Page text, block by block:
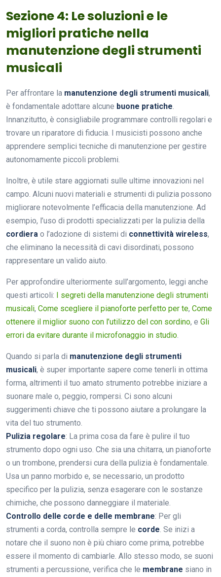
Sezione 4: Le soluzioni e le
migliori pratiche nella
manutenzione degli strumenti
musicali
Per affrontare la manutenzione degli strumenti musicali,
è fondamentale adottare alcune buone pratiche.
Innanzitutto, è consigliabile programmare controlli regolari e
trovare un riparatore di fiducia. I musicisti possono anche
apprendere semplici tecniche di manutenzione per gestire
autonomamente piccoli problemi.
Inoltre, è utile stare aggiornati sulle ultime innovazioni nel
campo. Alcuni nuovi materiali e strumenti di pulizia possono
migliorare notevolmente l’efficacia della manutenzione. Ad
esempio, l’uso di prodotti specializzati per la pulizia della
cordiera o l’adozione di sistemi di connettività wireless,
che eliminano la necessità di cavi disordinati, possono
rappresentare un valido aiuto.
Per approfondire ulteriormente sull’argomento, leggi anche
questi articoli: I segreti della manutenzione degli strumenti
musicali, Come scegliere il pianoforte perfetto per te, Come
ottenere il miglior suono con l’utilizzo del con sordino, e Gli
errori da evitare durante il microfonaggio in studio.
Quando si parla di manutenzione degli strumenti
musicali, è super importante sapere come tenerli in ottima
forma, altrimenti il tuo amato strumento potrebbe iniziare a
suonare male o, peggio, rompersi. Ci sono alcuni
suggerimenti chiave che ti possono aiutare a prolungare la
vita del tuo strumento.
Pulizia regolare: La prima cosa da fare è pulire il tuo
strumento dopo ogni uso. Che sia una chitarra, un pianoforte
o un trombone, prendersi cura della pulizia è fondamentale.
Usa un panno morbido e, se necessario, un prodotto
specifico per la pulizia, senza esagerare con le sostanze
chimiche, che possono danneggiare il materiale.
Controllo delle corde e delle membrane: Per gli
strumenti a corda, controlla sempre le corde. Se inizi a
notare che il suono non è più chiaro come prima, potrebbe
essere il momento di cambiarle. Allo stesso modo, se suoni
strumenti a percussione, verifica che le membrane siano in